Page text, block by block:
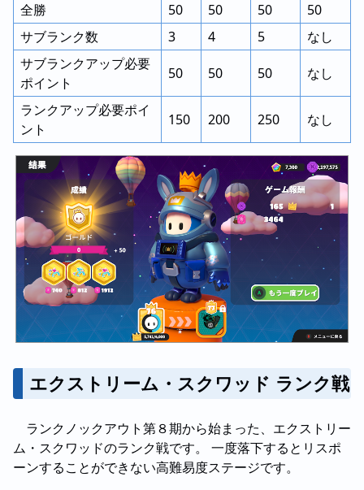
全勝 50 50 50
50
サブランク数
3 4 5
なし
サブランクアップ必要
ポイント
50 50 50 なし
ランクアップ必要ポイ
ント
150 200 250 なし
エクストリーム・スクワッド ランク戦
ランクノックアウト第８期から始まった、エクストリー
ム・スクワッドのランク戦です。 一度落下するとリスポ
ーンすることができない高難易度ステージです。